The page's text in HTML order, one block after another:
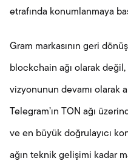
etrafında konumlanmaya
Gram markasının geri
blockchain ağı olarak
vizyonunun devamı olarak
Telegram’ın TON ağı
ve en büyük doğrulayıcı
ağın teknik gelişimi kadar